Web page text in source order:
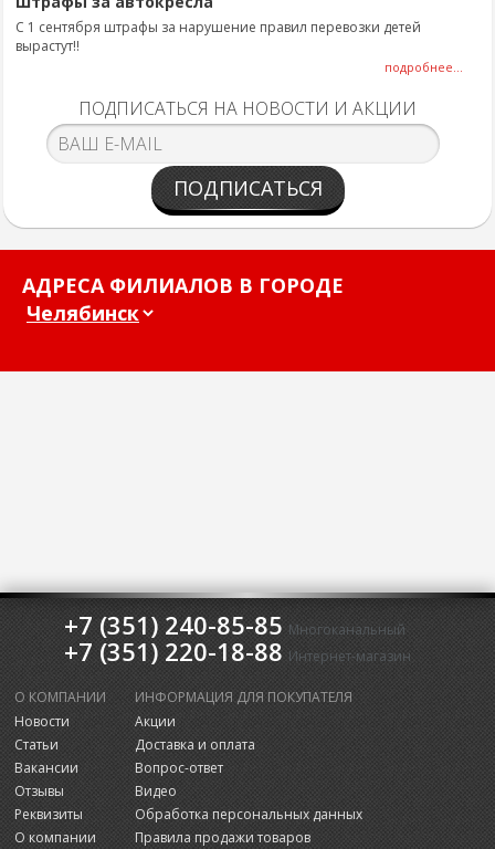
С 1 сентября штрафы за нарушение правил перевозки детей
вырастут!!
подробнее...
ПОДПИСАТЬСЯ НА НОВОСТИ И АКЦИИ
ПОДПИСАТЬСЯ
АДРЕСА ФИЛИАЛОВ В ГОРОДЕ
+7 (351) 240-85-85 Многоканальный
+7 (351) 220-18-88 Интернет-магазин
О КОМПАНИИ
Новости
Статьи
Вакансии
Отзывы
Реквизиты
О компании
ИНФОРМАЦИЯ ДЛЯ ПОКУПАТЕЛЯ
Акции
Доставка и оплата
Вопрос-ответ
Видео
Обработка персональных данных
Правила продажи товаров